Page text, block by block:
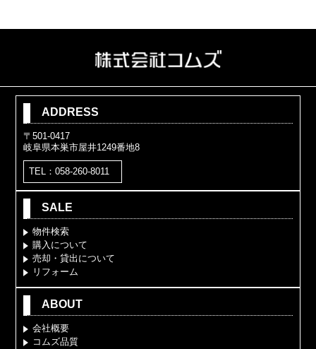
ADDRESS
〒501-0417
岐阜県本巣市屋井1249番地8
TEL：058-260-8011
SALE
物件検索
購入について
売却・貸出について
リフォーム
ABOUT
会社概要
コムズ品質